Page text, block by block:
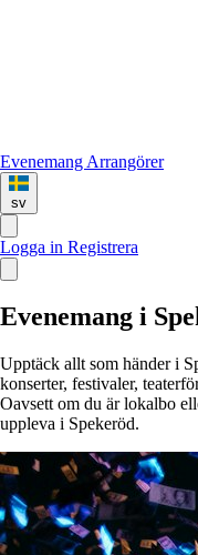
Evenemang Arrangörer
sv
Logga in Registrera
Evenemang i
Upptäck allt som händer i
konserter, festivaler,
Oavsett om du är lokalbo
uppleva i Spekeröd.